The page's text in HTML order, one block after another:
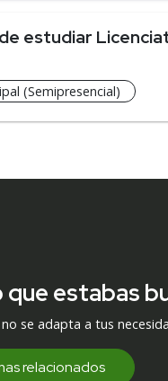
estudiar
(Semipresencial)
que estabas
se adapta a tus
relacionados